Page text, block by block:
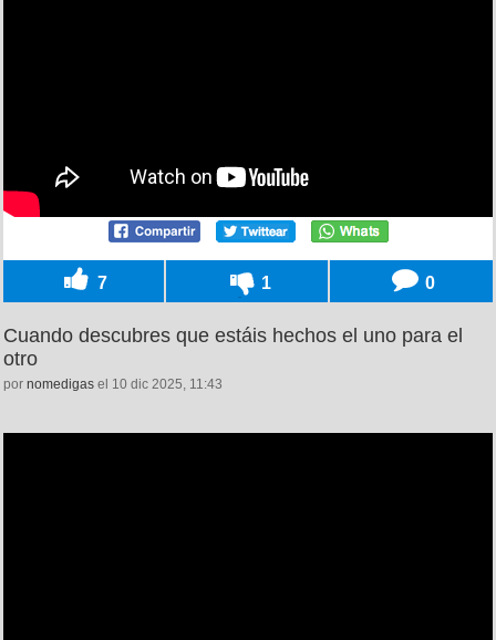
7 1 0
Cuando descubres que estáis hechos el uno para el
otro
por nomedigas el 10 dic 2025, 11:43